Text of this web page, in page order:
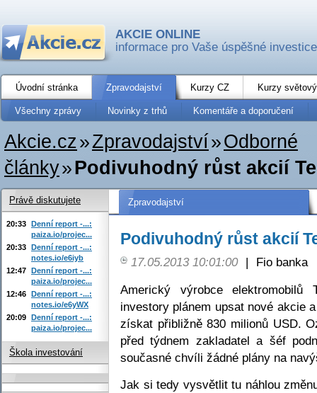
AKCIE ONLINE
informace pro Vaše úspěšné investice
Úvodní stránka Zpravodajství Kurzy CZ Kurzy
Všechny zprávy Novinky z trhů Komentáře a doporučení
Akcie.cz»Zpravodajství»Odborné
články»Podivuhodný růst akcií
Zpravodajství
Podivuhodný růst akcií
17.05.2013 10:01:00 |
Fio banka
Americký výrobce
investory plánem upsat nové akcie
získat přibližně 830 milionů USD.
před týdnem zakladatel a šéf
současné chvíli žádné plány na
Jak si tedy vysvětlit tu náhlou
Právě diskutujete
20:33 Denní report -...:
paiza.io/projec...
20:33 Denní report -...:
notes.io/e6iyb
12:47 Denní report -...:
paiza.io/projec...
12:46 Denní report -...:
notes.io/e6yWX
20:09 Denní report -...:
paiza.io/projec...
Škola investování